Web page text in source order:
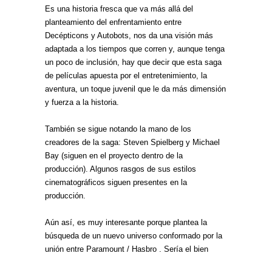
Es una historia fresca que va más allá del
planteamiento del enfrentamiento entre
Decépticons y Autobots, nos da una visión más
adaptada a los tiempos que corren y, aunque tenga
un poco de inclusión, hay que decir que esta saga
de películas apuesta por el entretenimiento, la
aventura, un toque juvenil que le da más dimensión
y fuerza a la historia.
También se sigue notando la mano de los
creadores de la saga: Steven Spielberg y Michael
Bay (siguen en el proyecto dentro de la
producción). Algunos rasgos de sus estilos
cinematográficos siguen presentes en la
producción.
Aún así, es muy interesante porque plantea la
búsqueda de un nuevo universo conformado por la
unión entre Paramount / Hasbro . Sería el bien